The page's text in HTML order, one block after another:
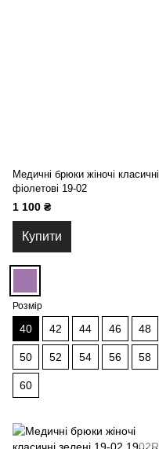
Медичні брюки жіночі класичні
фіолетові 19-02
1 100 ₴
Купити
Розмір
40 42 44 46 48
50 52 54 56 58
60